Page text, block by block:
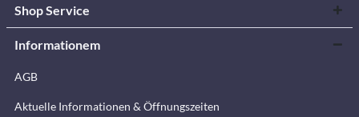
Shop Service
Informationem
AGB
Aktuelle Informationen & Öffnungszeiten